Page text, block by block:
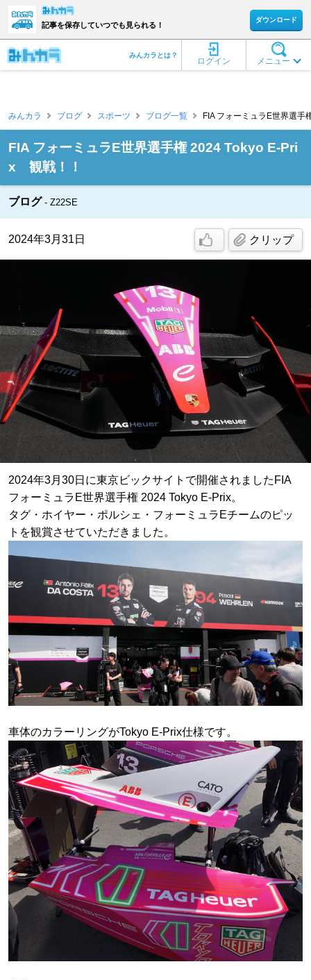
記事を保存していつでも見られる！
ダウンロード
メニュー
ログイン
みんカラとは？
みんカラ ブログ スポーツ ブログ一覧 FIA フォーミュラE世界選
FIA フォーミュラE世界選手権 2024 Tokyo E-Pri
x 観戦！！
ブログ Z22SE
2024年3月31日 クリップ
2024年3月30日に東京ビックサイトで開催されましたFIA
フォーミュラE世界選手権 2024 Tokyo E-Prix。
タグ・ホイヤー・ポルシェ・フォーミュラEチームのピッ
トを観賞させていただきました。
車体のカラーリングがTokyo E-Prix仕様です。